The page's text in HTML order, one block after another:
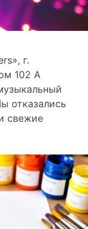
г.
102 А
отказались
свежие